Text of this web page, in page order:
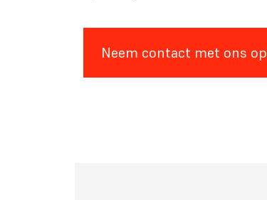
Neem contact met ons op